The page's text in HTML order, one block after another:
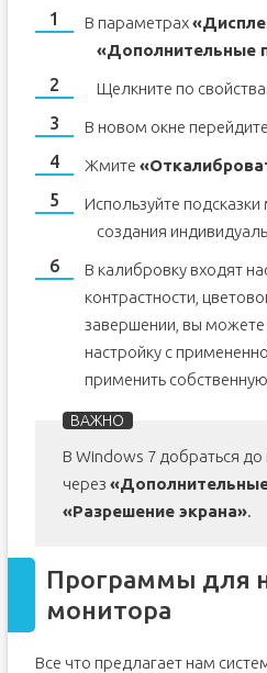
В параметрах
«Дополнительные
Щелкните по
В новом окне
Жмите
Используйте
создания
В калибровку входят
контрастности,
завершении, вы можете
настройку с
применить
В Windows 7 добраться
через
«Разрешение экрана».
Программы для
монитора
Все что предлагает нам